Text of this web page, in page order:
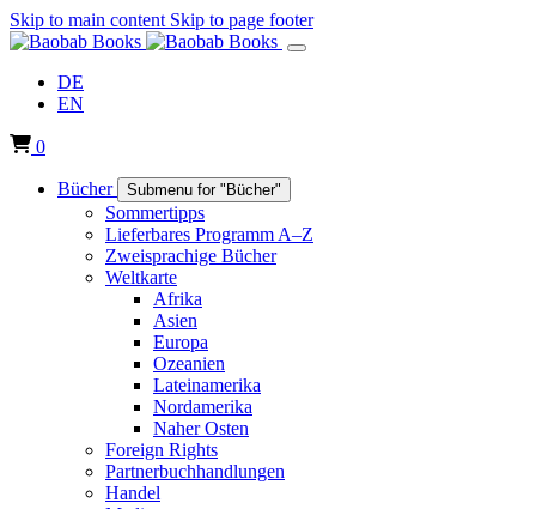
Skip to main content Skip to page footer
DE
EN
0
Bücher Submenu for "Bücher"
Sommertipps
Lieferbares Programm A–Z
Zweisprachige Bücher
Weltkarte
Afrika
Asien
Europa
Ozeanien
Lateinamerika
Nordamerika
Naher Osten
Foreign Rights
Partnerbuchhandlungen
Handel